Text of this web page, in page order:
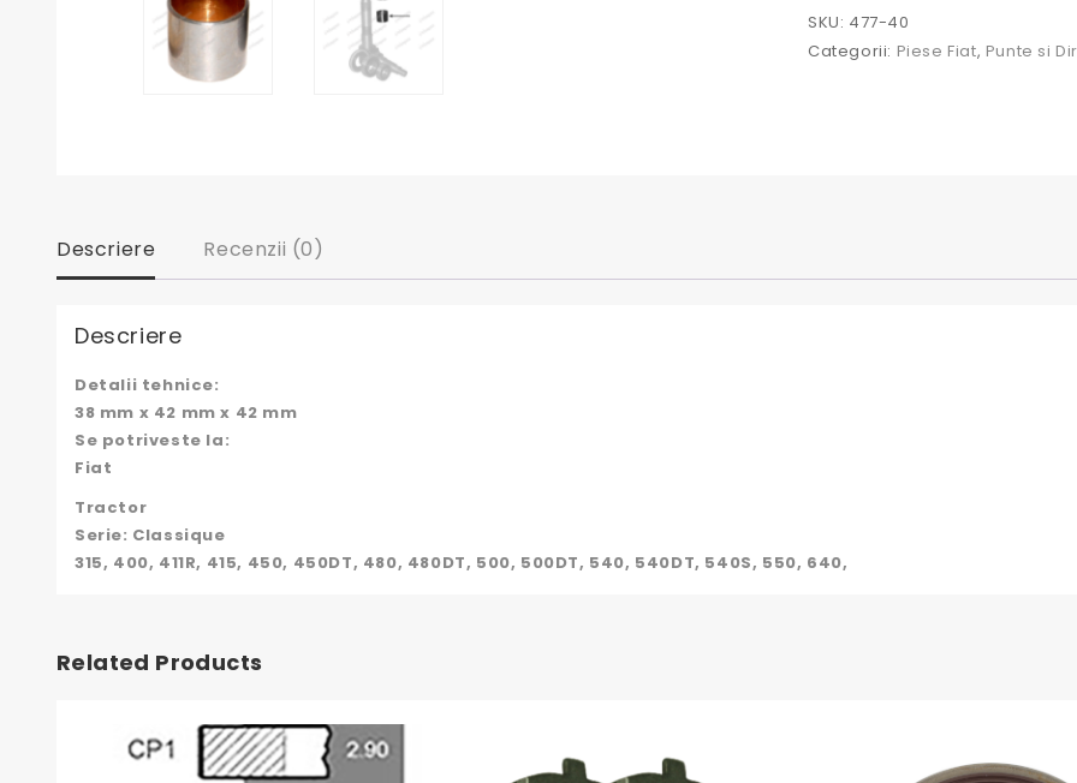
SKU: 477-40
Categorii: Piese Fiat, Punte si
Descriere Recenzii (0)
Descriere
Detalii tehnice:
38 mm x 42 mm x 42 mm
Se potriveste la:
Fiat
Tractor
Serie: Classique
315, 400, 411R, 415, 450, 450DT, 480, 480DT, 500, 500DT, 540, 540DT, 540S, 550, 640,
Related Products